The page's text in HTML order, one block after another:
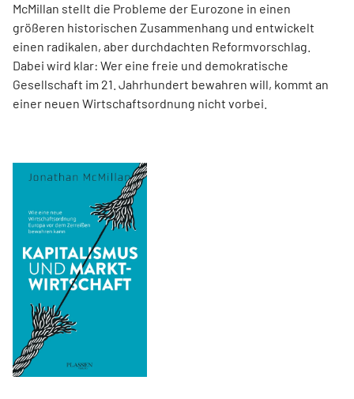
McMillan stellt die Probleme der Eurozone in einen
größeren historischen Zusammenhang und entwickelt
einen radikalen, aber durchdachten Reformvorschlag.
Dabei wird klar: Wer eine freie und demokratische
Gesellschaft im 21. Jahrhundert bewahren will, kommt an
einer neuen Wirtschaftsordnung nicht vorbei.